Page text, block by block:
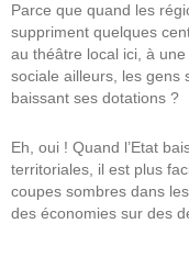
Parce que quand les
suppriment quelques
au théâtre local ici, à
sociale ailleurs, les gens
baissant ses dotations ?
Eh, oui ! Quand l’Etat
territoriales, il est plus
coupes sombres dans
des économies sur des